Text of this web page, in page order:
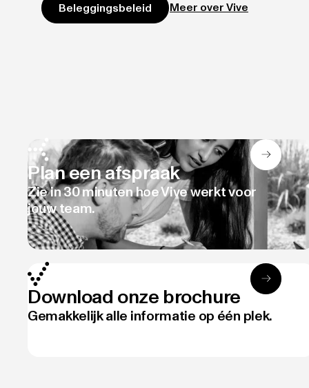
Beleggingsbeleid Meer over Vive
Plan een afspraak
Zie in 30 minuten hoe Vive werkt voor
jouw team.
Download onze brochure
Gemakkelijk alle informatie op één plek.